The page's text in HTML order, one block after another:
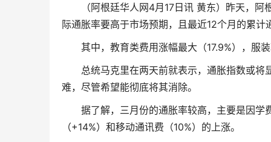
（阿根廷华人网4月17日讯 黄东）昨天，阿
际通胀率要高于市场预期，且最近12个月的累
其中，教育类费用涨幅最大（17.9%），服
总统马克里在两天前就表示，通胀指数或将
难，尽管希望能彻底将其消除。
据了解，三月份的通胀率较高，主要是因学
（+14%）和移动通讯费（10%）的上涨。